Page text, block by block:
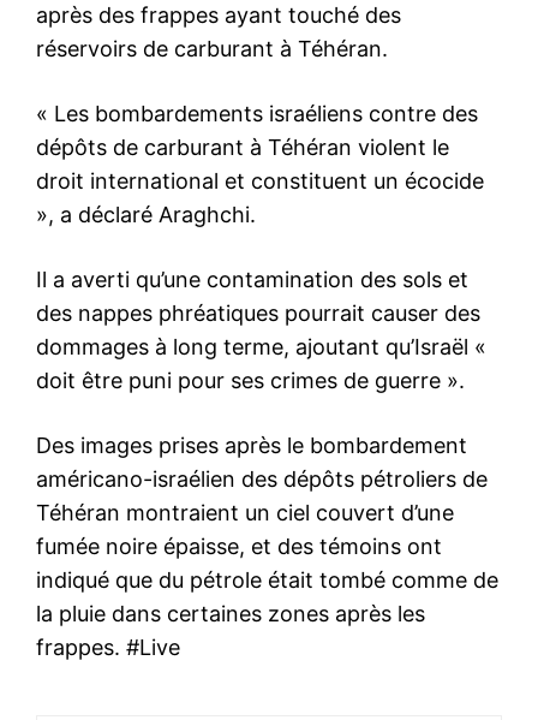
après des frappes ayant touché des
réservoirs de carburant à Téhéran.
« Les bombardements israéliens contre des
dépôts de carburant à Téhéran violent le
droit international et constituent un écocide
», a déclaré Araghchi.
Il a averti qu’une contamination des sols et
des nappes phréatiques pourrait causer des
dommages à long terme, ajoutant qu’Israël «
doit être puni pour ses crimes de guerre ».
Des images prises après le bombardement
américano-israélien des dépôts pétroliers de
Téhéran montraient un ciel couvert d’une
fumée noire épaisse, et des témoins ont
indiqué que du pétrole était tombé comme de
la pluie dans certaines zones après les
frappes. #Live